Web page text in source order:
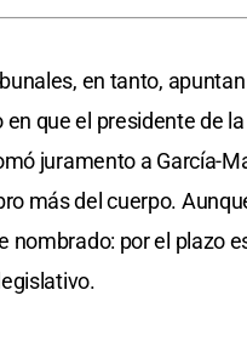
en tanto,
que el presidente de
juramento a García-
más del cuerpo.
nombrado: por el plazo